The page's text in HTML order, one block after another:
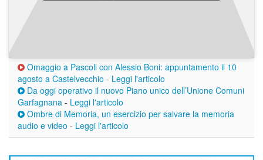
Omaggio a Pascoli con Alessio Boni: appuntamento il 10
agosto a Castelvecchio - Leggi l'articolo
Da oggi operativo il nuovo Piano unico dell’Unione Comuni
Garfagnana - Leggi l'articolo
Ombre di Memoria, un esercizio per salvare la memoria
audio e video - Leggi l'articolo